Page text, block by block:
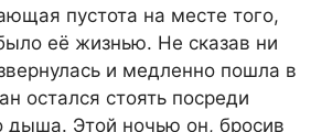
пустота на месте того,
её жизнью. Не сказав ни
и медленно пошла в
остался стоять посреди
дыша. Этой ночью он, бросив